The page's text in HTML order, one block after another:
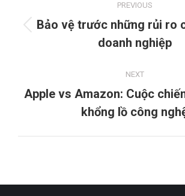
navigation
PREVIOUS
Previous
project:
Bảo vệ trước những rủi ro
doanh nghiệp
NEXT
Next
project:
Apple vs Amazon: Cuộc
khổng lồ công